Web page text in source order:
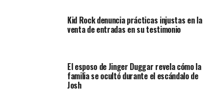
Kid Rock denuncia prácticas injustas en la
venta de entradas en su testimonio
El esposo de Jinger Duggar revela cómo la
familia se ocultó durante el escándalo de
Josh